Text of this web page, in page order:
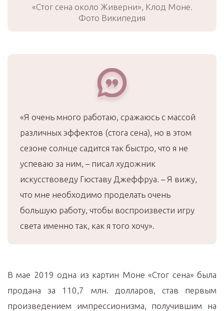
«Стог сена около Живерни», Клод Моне.
Фото Википедия
«Я очень много работаю, сражаюсь с массой
различных эффектов (стога сена), но в этом
сезоне солнце садится так быстро, что я не
успеваю за ним, – писал художник
искусствоведу Гюставу Джеффруа. – Я вижу,
что мне необходимо проделать очень
большую работу, чтобы воспроизвести игру
света именно так, как я того хочу».
В мае 2019 одна из картин Моне «Стог сена» была
продана за 110,7 млн. долларов, став первым
произведением импрессионизма, получившим на